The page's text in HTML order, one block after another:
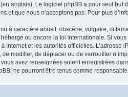
(en anglais). Le logiciel phpBB a pour seul but
et que nous n’acceptons pas. Pour plus
à caractère abusif, obscène, vulgaire,
ou encore la loi internationale. Si
internet et les autorités officielles.
modifier, de déplacer ou de verrouiller
avez renseignées soient enregistrées
ne pourront être tenus comme